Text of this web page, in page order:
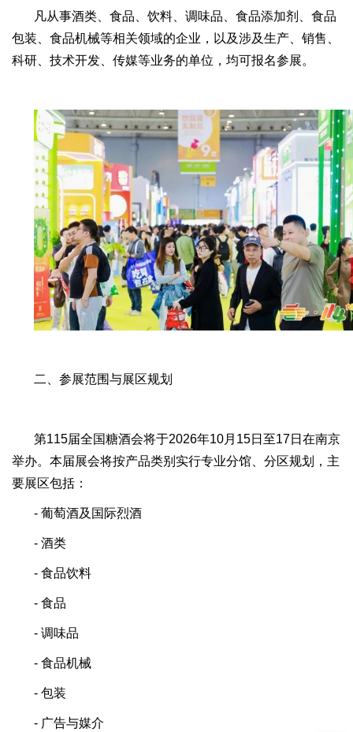
凡从事酒类、食品、饮料、调味品、食品添加剂、食品
包装、食品机械等相关领域的企业，以及涉及生产、销售、
科研、技术开发、传媒等业务的单位，均可报名参展。
二、参展范围与展区规划
第115届全国糖酒会将于2026年10月15日至17日在南京
举办。本届展会将按产品类别实行专业分馆、分区规划，主
要展区包括：
- 葡萄酒及国际烈酒
- 酒类
- 食品饮料
- 食品
- 调味品
- 食品机械
- 包装
- 广告与媒介